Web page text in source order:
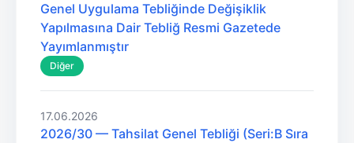
Genel Uygulama Tebliğinde Değişiklik
Yapılmasına Dair Tebliğ Resmi Gazetede
Yayımlanmıştır
Diğer
17.06.2026
2026/30 — Tahsilat Genel Tebliği (Seri:B Sıra